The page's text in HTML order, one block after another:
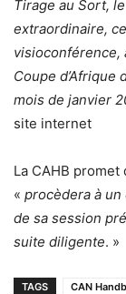
Tirage au Sort,
extraordinaire,
visioconférence,
Coupe d’Afrique
mois de janvier
site internet
La CAHB
« procèdera à
de sa session
suite diligente. »
TAGS CAN